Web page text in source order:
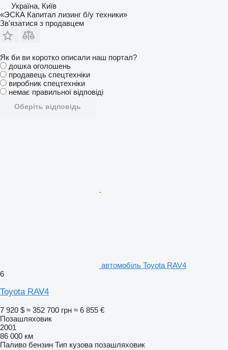
Україна, Київ
«ЭСКА Капитал лизинг б/у техники»
Зв'язатися з продавцем
Як би ви коротко описали наш портал?
дошка оголошень
продавець спецтехніки
виробник спецтехніки
немає правильної відповіді
Оберіть відповідь
автомобіль Toyota RAV4
6
Toyota RAV4
7 920 $ ≈ 352 700 грн ≈ 6 855 €
Позашляховик
2001
86 000 км
Паливо бензин Тип кузова позашляховик